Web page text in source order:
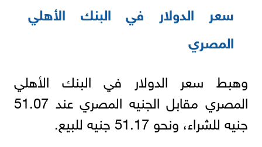
سعر الدولار في البنك الأهلي
المصري
وهبط سعر الدولار في البنك الأهلي
المصري مقابل الجنيه المصري عند 51.07
جنيه للشراء، ونحو 51.17 جنيه للبيع.